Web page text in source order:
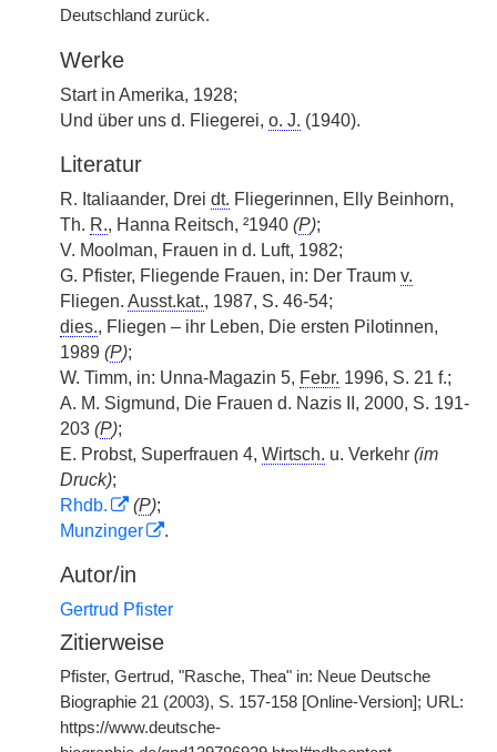
Deutschland zurück.
Werke
Start in Amerika, 1928;
Und über uns d. Fliegerei, o. J. (1940).
Literatur
R. Italiaander, Drei dt. Fliegerinnen, Elly Beinhorn,
Th. R., Hanna Reitsch, ²1940 (P);
V. Moolman, Frauen in d. Luft, 1982;
G. Pfister, Fliegende Frauen, in: Der Traum v.
Fliegen. Ausst.kat., 1987, S. 46-54;
dies., Fliegen – ihr Leben, Die ersten Pilotinnen,
1989 (P);
W. Timm, in: Unna-Magazin 5, Febr. 1996, S. 21 f.;
A. M. Sigmund, Die Frauen d. Nazis II, 2000, S. 191-
203 (P);
E. Probst, Superfrauen 4, Wirtsch. u. Verkehr (im
Druck);
Rhdb.
(P);
Munzinger
.
Autor/in
Gertrud Pfister
Zitierweise
Pfister, Gertrud, "Rasche, Thea" in: Neue Deutsche
Biographie 21 (2003), S. 157-158 [Online-Version]; URL:
https://www.deutsche-